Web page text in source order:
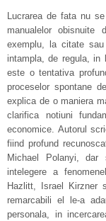
Lucrarea de fata nu
manualelor
exemplu, la citate
intampla, de regula, in
este o tentativa
proceselor spontane
explica de o maniera
clarifica notiuni
economice. Autorul
fiind profund
Michael Polanyi,
intelegere a
Hazlitt, Israel Kirzner
remarcabili el le-a
personala, in